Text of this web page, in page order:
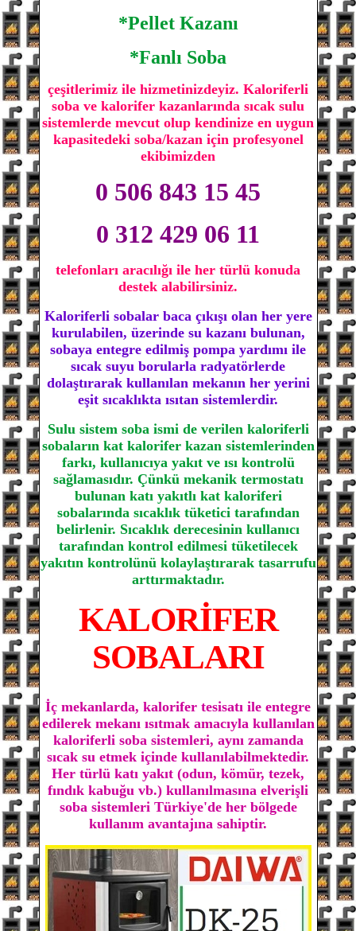
*Pellet Kazanı
*Fanlı Soba
çeşitlerimiz ile hizmetinizdeyiz. Kaloriferli
soba ve kalorifer kazanlarında sıcak sulu
sistemlerde mevcut olup kendinize en uygun
kapasitedeki soba/kazan için profesyonel
ekibimizden
0 506 843 15 45
0 312 429 06 11
telefonları aracılığı ile her türlü konuda
destek alabilirsiniz.
Kaloriferli sobalar baca çıkışı olan her yere
kurulabilen, üzerinde su kazanı bulunan,
sobaya entegre edilmiş pompa yardımı ile
sıcak suyu borularla radyatörlerde
dolaştırarak kullanılan mekanın her yerini
eşit sıcaklıkta ısıtan sistemlerdir.
Sulu sistem soba ismi de verilen kaloriferli
sobaların kat kalorifer kazan sistemlerinden
farkı, kullanıcıya yakıt ve ısı kontrolü
sağlamasıdır. Çünkü mekanik termostatı
bulunan katı yakıtlı kat kaloriferi
sobalarında sıcaklık tüketici tarafından
belirlenir. Sıcaklık derecesinin kullanıcı
tarafından kontrol edilmesi tüketilecek
yakıtın kontrolünü kolaylaştırarak tasarrufu
arttırmaktadır.
KALORİFER
SOBALARI
İç mekanlarda, kalorifer tesisatı ile entegre
edilerek mekanı ısıtmak amacıyla kullanılan
kaloriferli soba sistemleri, aynı zamanda
sıcak su etmek içinde kullanılabilmektedir.
Her türlü katı yakıt (odun, kömür, tezek,
fındık kabuğu vb.) kullanılmasına elverişli
soba sistemleri Türkiye'de her bölgede
kullanım avantajına sahiptir.